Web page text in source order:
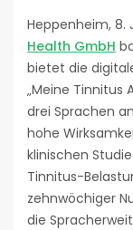
Heppenheim, 8.
Health GmbH
bietet die
„Meine Tinnitus
drei Sprachen
hohe
klinischen
Tinnitus-
zehnwöchiger
die